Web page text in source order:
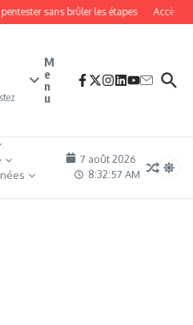
sans brûler les étapes Accès
M
e
n
u
7 août 2026
8:32:59 AM